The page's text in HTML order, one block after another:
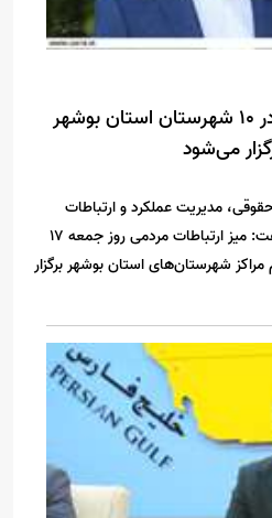
میز ارتباطات مردمی در ۱۰ شهرستان استان بوشهر
مدیریت عملکرد و ارتباطات
مردمی استانداری بوشهر گفت: میز ارتباطات مردمی روز جمعه ۱۷
شهرستان‌های استان بوشهر برگزار